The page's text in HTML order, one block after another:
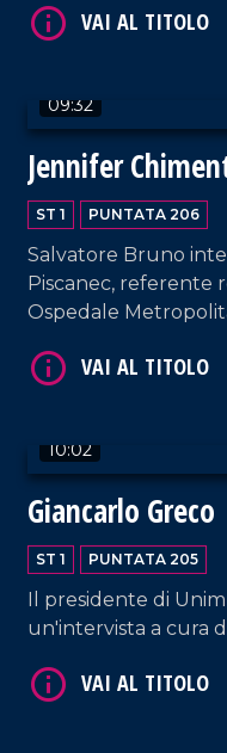
09:32
Jennifer
ST 1 PUNTATA 206
Salvatore Bruno
Piscanec, referente
Ospedale
10:02
Giancarlo Greco
ST 1 PUNTATA 205
Il presidente di
un'intervista a cura
VAI AL TITOLO
VAI AL TITOLO